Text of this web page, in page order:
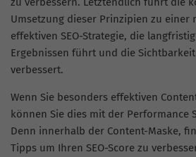
Umsetzung dieser Prinzipien zu einer
effektiven SEO-Strategie, die
Ergebnissen führt und die
verbessert.
Wenn Sie besonders effektiven
können Sie dies mit der Performance
Denn innerhalb der Content-Maske,
Tipps um Ihren SEO-Score zu